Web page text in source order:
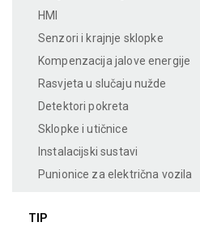
HMI
Senzori i krajnje sklopke
Kompenzacija jalove energije
Rasvjeta u slučaju nužde
Detektori pokreta
Sklopke i utičnice
Instalacijski sustavi
Punionice za električna vozila
TIP